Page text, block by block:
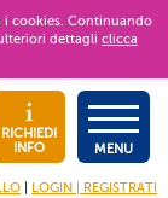
cookies. Continuando
dettagli clicca
RICHIEDI
INFO
MENU
LOGIN | REGISTRATI